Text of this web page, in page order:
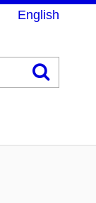
English